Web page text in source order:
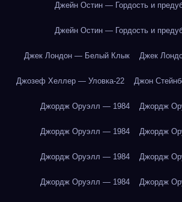
Джейн Остин — Гордость и
Джейн Остин — Гордость и
Джек Лондон — Белый Клык Джек
Джозеф Хеллер — Уловка-22 Джон
Джордж Оруэлл — 1984 Джордж
Джордж Оруэлл — 1984 Джордж
Джордж Оруэлл — 1984 Джордж
Джордж Оруэлл — 1984 Джордж